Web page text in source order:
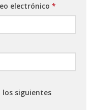
electrónico *
los siguientes